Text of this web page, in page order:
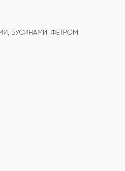
БУСИНАМИ, ФЕТРОМ